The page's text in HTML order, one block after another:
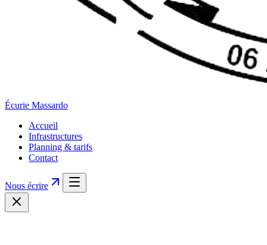
Écurie Massardo
Accueil
Infrastructures
Planning & tarifs
Contact
Nous écrire